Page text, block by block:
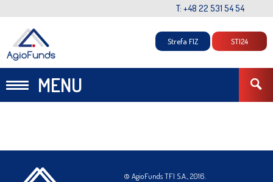
T: +48 22 531 54 54
MENU
Strefa FIZ STI24
© AgioFunds TFI S.A., 2016.